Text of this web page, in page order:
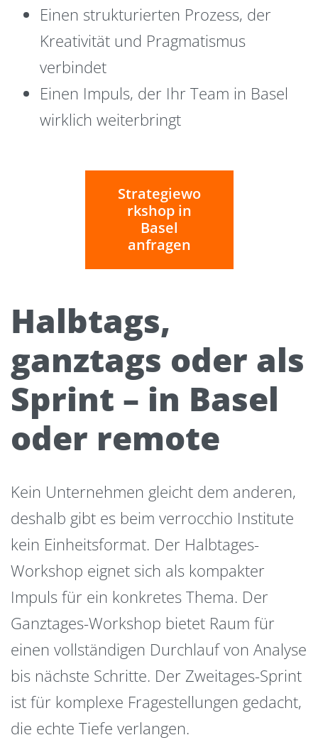
Einen strukturierten Prozess, der
Kreativität und Pragmatismus
verbindet
Einen Impuls, der Ihr Team in Basel
wirklich weiterbringt
Strategiewo
rkshop in
Basel
anfragen
Halbtags,
ganztags oder als
Sprint – in Basel
oder remote
Kein Unternehmen gleicht dem anderen,
deshalb gibt es beim verrocchio Institute
kein Einheitsformat. Der Halbtages-
Workshop eignet sich als kompakter
Impuls für ein konkretes Thema. Der
Ganztages-Workshop bietet Raum für
einen vollständigen Durchlauf von Analyse
bis nächste Schritte. Der Zweitages-Sprint
ist für komplexe Fragestellungen gedacht,
die echte Tiefe verlangen.